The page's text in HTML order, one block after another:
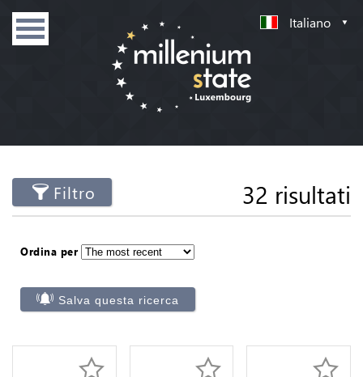
Italiano
Filtro 32 risultati
Ordina per
Salva questa ricerca